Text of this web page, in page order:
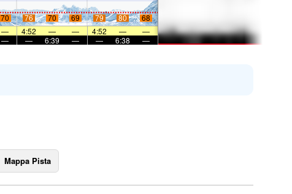
70 76 70 69 79 80
68
— 4:52 — — 4:52 —
—
— — 6:39 — — 6:38 —
Mappa Pista